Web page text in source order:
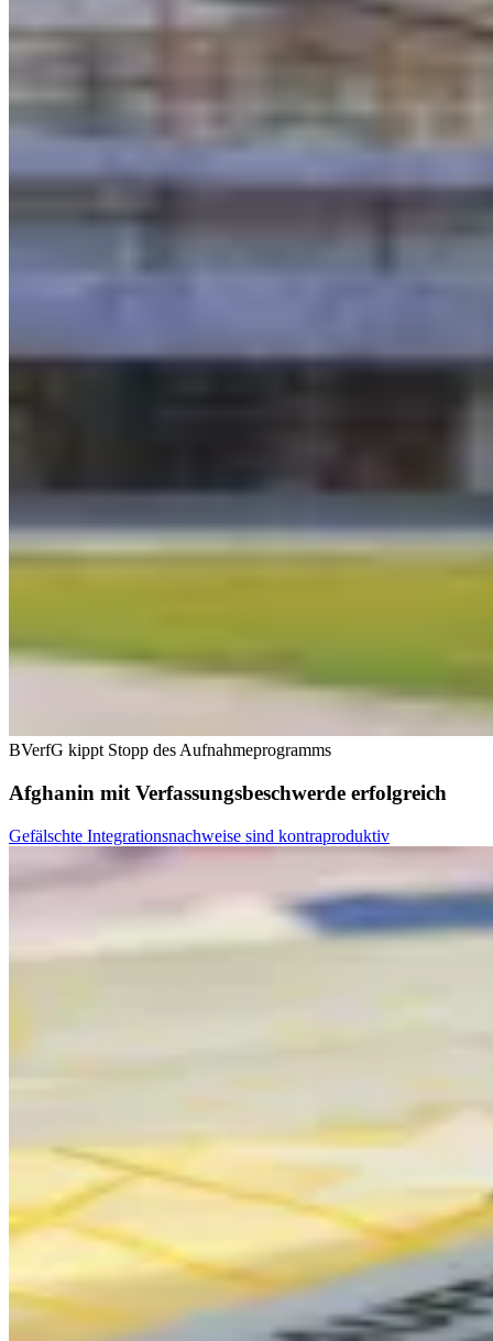
BVerfG kippt Stopp des Aufnahmeprogramms
Afghanin mit Verfassungsbeschwerde erfolgreich
Gefälschte Integrationsnachweise sind kontraproduktiv